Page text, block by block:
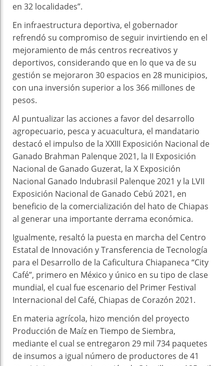
en 32 localidades”.
En infraestructura deportiva, el gobernador
refrendó su compromiso de seguir invirtiendo en el
mejoramiento de más centros recreativos y
deportivos, considerando que en lo que va de su
gestión se mejoraron 30 espacios en 28 municipios,
con una inversión superior a los 366 millones de
pesos.
Al puntualizar las acciones a favor del desarrollo
agropecuario, pesca y acuacultura, el mandatario
destacó el impulso de la XXIII Exposición Nacional de
Ganado Brahman Palenque 2021, la II Exposición
Nacional de Ganado Guzerat, la X Exposición
Nacional Ganado Indubrasil Palenque 2021 y la LVII
Exposición Nacional de Ganado Cebú 2021, en
beneficio de la comercialización del hato de Chiapas
al generar una importante derrama económica.
Igualmente, resaltó la puesta en marcha del Centro
Estatal de Innovación y Transferencia de Tecnología
para el Desarrollo de la Caficultura Chiapaneca “City
Café”, primero en México y único en su tipo de clase
mundial, el cual fue escenario del Primer Festival
Internacional del Café, Chiapas de Corazón 2021.
En materia agrícola, hizo mención del proyecto
Producción de Maíz en Tiempo de Siembra,
mediante el cual se entregaron 29 mil 734 paquetes
de insumos a igual número de productores de 41